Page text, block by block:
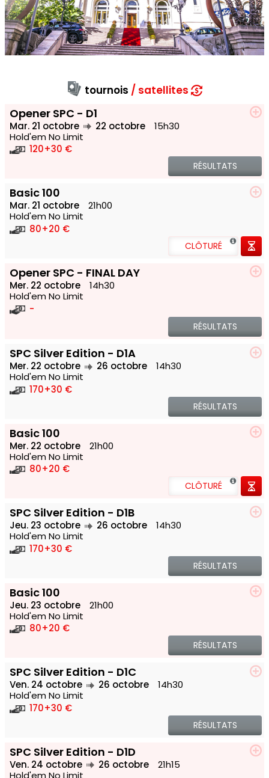
tournois satellites
Mar. 21 octobre 22 octobre 15h30
Opener SPC - D1
Hold'em No Limit
120+30 €
RÉSULTATS
Mar. 21 octobre 21h00
Basic 100
Hold'em No Limit
80+20 €
CLÔTURÉ
Mer. 22 octobre 14h30
Opener SPC - FINAL DAY
Hold'em No Limit
-
RÉSULTATS
Mer. 22 octobre 26 octobre 14h30
SPC Silver Edition - D1A
Hold'em No Limit
170+30 €
RÉSULTATS
Mer. 22 octobre 21h00
Basic 100
Hold'em No Limit
80+20 €
CLÔTURÉ
Jeu. 23 octobre 26 octobre 14h30
SPC Silver Edition - D1B
Hold'em No Limit
170+30 €
RÉSULTATS
Jeu. 23 octobre 21h00
Basic 100
Hold'em No Limit
80+20 €
RÉSULTATS
Ven. 24 octobre 26 octobre 14h30
SPC Silver Edition - D1C
Hold'em No Limit
170+30 €
RÉSULTATS
Ven. 24 octobre 26 octobre 21h15
SPC Silver Edition - D1D
Hold'em No Limit